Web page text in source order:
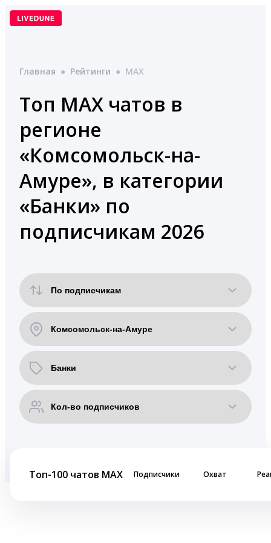
Перейти
Главная ● Рейтинги ● MAX
Топ MAX чатов в
регионе
«Комсомольск-на-
Амуре», в категории
«Банки» по
подписчикам 2026
Топ-100 чатов MAX Подписчики Охват